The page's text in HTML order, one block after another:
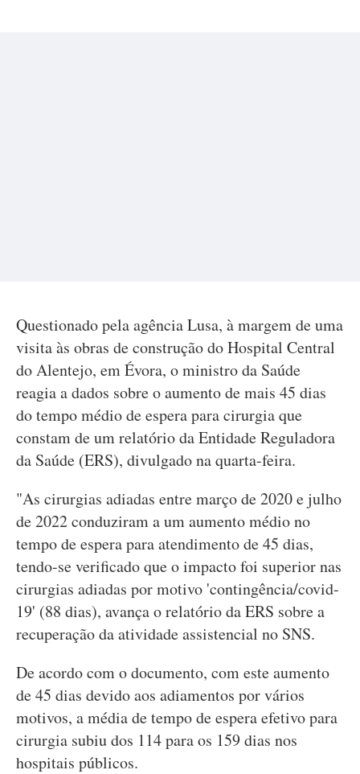
Questionado pela agência Lusa, à margem de uma
visita às obras de construção do Hospital Central
do Alentejo, em Évora, o ministro da Saúde
reagia a dados sobre o aumento de mais 45 dias
do tempo médio de espera para cirurgia que
constam de um relatório da Entidade Reguladora
da Saúde (ERS), divulgado na quarta-feira.
"As cirurgias adiadas entre março de 2020 e julho
de 2022 conduziram a um aumento médio no
tempo de espera para atendimento de 45 dias,
tendo-se verificado que o impacto foi superior nas
cirurgias adiadas por motivo 'contingência/covid-
19' (88 dias), avança o relatório da ERS sobre a
recuperação da atividade assistencial no SNS.
De acordo com o documento, com este aumento
de 45 dias devido aos adiamentos por vários
motivos, a média de tempo de espera efetivo para
cirurgia subiu dos 114 para os 159 dias nos
hospitais públicos.